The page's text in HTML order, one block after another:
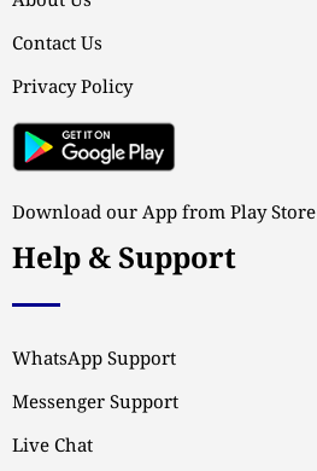
Contact Us
Privacy Policy
Download our App from Play Store
Help & Support
WhatsApp Support
Messenger Support
Live Chat